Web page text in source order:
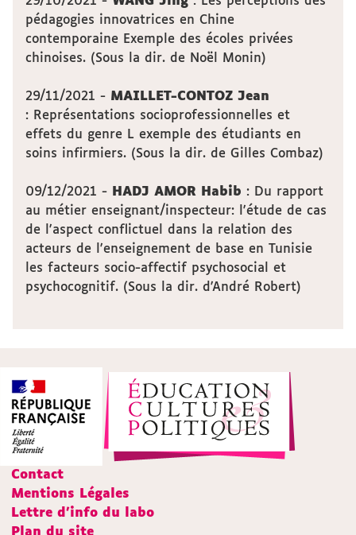
pédagogies innovatrices en Chine
contemporaine Exemple des écoles privées
chinoises. (Sous la dir. de Noël Monin)
29/11/2021 - MAILLET-CONTOZ Jean
: Représentations socioprofessionnelles et
effets du genre L exemple des étudiants en
soins infirmiers. (Sous la dir. de Gilles Combaz)
09/12/2021 - HADJ AMOR Habib : Du rapport
au métier enseignant/inspecteur: l'étude de cas
de l'aspect conflictuel dans la relation des
acteurs de l'enseignement de base en Tunisie
les facteurs socio-affectif psychosocial et
psychocognitif. (Sous la dir. d'André Robert)
Contact
Mentions Légales
Lettre d'info du labo
Plan du site